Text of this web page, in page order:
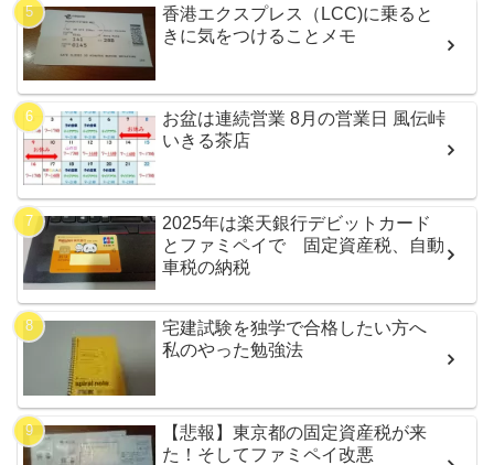
香港エクスプレス（LCC)に乗ると
きに気をつけることメモ
お盆は連続営業 8月の営業日 風伝峠
いきる茶店
2025年は楽天銀行デビットカード
とファミペイで 固定資産税、自動
車税の納税
宅建試験を独学で合格したい方へ
私のやった勉強法
【悲報】東京都の固定資産税が来
た！そしてファミペイ改悪